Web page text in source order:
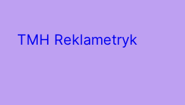
TMH Reklametryk